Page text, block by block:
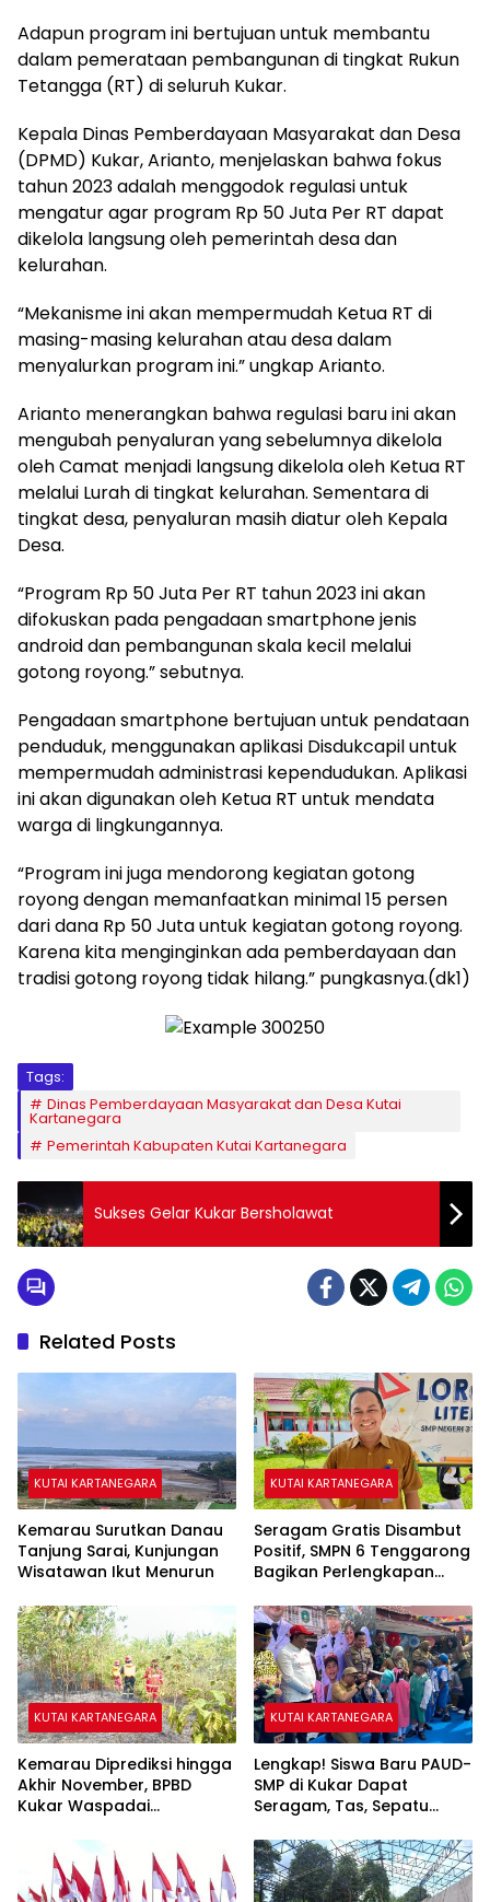
Adapun program ini bertujuan untuk membantu
dalam pemerataan pembangunan di tingkat Rukun
Tetangga (RT) di seluruh Kukar.
Kepala Dinas Pemberdayaan Masyarakat dan Desa
(DPMD) Kukar, Arianto, menjelaskan bahwa fokus
tahun 2023 adalah menggodok regulasi untuk
mengatur agar program Rp 50 Juta Per RT dapat
dikelola langsung oleh pemerintah desa dan
kelurahan.
“Mekanisme ini akan mempermudah Ketua RT di
masing-masing kelurahan atau desa dalam
menyalurkan program ini.” ungkap Arianto.
Arianto menerangkan bahwa regulasi baru ini akan
mengubah penyaluran yang sebelumnya dikelola
oleh Camat menjadi langsung dikelola oleh Ketua RT
melalui Lurah di tingkat kelurahan. Sementara di
tingkat desa, penyaluran masih diatur oleh Kepala
Desa.
“Program Rp 50 Juta Per RT tahun 2023 ini akan
difokuskan pada pengadaan smartphone jenis
android dan pembangunan skala kecil melalui
gotong royong.” sebutnya.
Pengadaan smartphone bertujuan untuk pendataan
penduduk, menggunakan aplikasi Disdukcapil untuk
mempermudah administrasi kependudukan. Aplikasi
ini akan digunakan oleh Ketua RT untuk mendata
warga di lingkungannya.
“Program ini juga mendorong kegiatan gotong
royong dengan memanfaatkan minimal 15 persen
dari dana Rp 50 Juta untuk kegiatan gotong royong.
Karena kita menginginkan ada pemberdayaan dan
tradisi gotong royong tidak hilang.” pungkasnya.(dk1)
Tags:
Dinas Pemberdayaan Masyarakat dan Desa Kutai
Kartanegara
Pemerintah Kabupaten Kutai Kartanegara
Sukses Gelar Kukar Bersholawat
Related Posts
KUTAI KARTANEGARA
Kemarau Surutkan Danau
Tanjung Sarai, Kunjungan
Wisatawan Ikut Menurun
KUTAI KARTANEGARA
Seragam Gratis Disambut
Positif, SMPN 6 Tenggarong
Bagikan Perlengkapan
KUTAI KARTANEGARA
Kemarau Diprediksi hingga
Akhir November, BPBD
Kukar Waspadai
KUTAI KARTANEGARA
Lengkap! Siswa Baru PAUD-
SMP di Kukar Dapat
Seragam, Tas, Sepatu